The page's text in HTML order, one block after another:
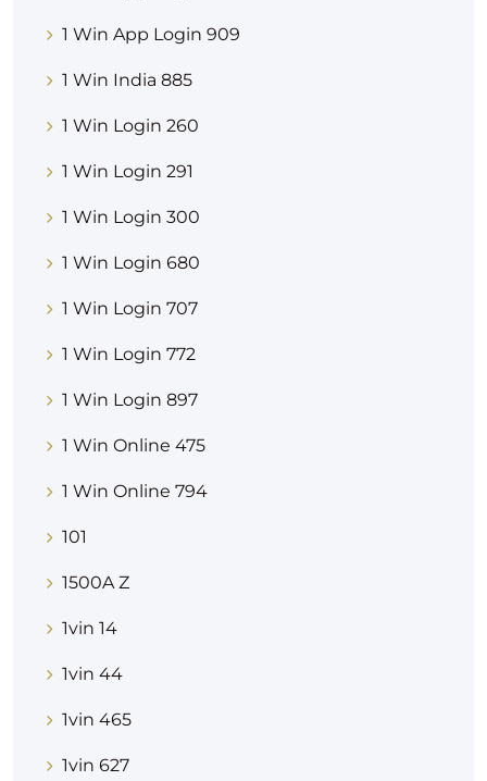
1 Win App Login 909
1 Win India 885
1 Win Login 260
1 Win Login 291
1 Win Login 300
1 Win Login 680
1 Win Login 707
1 Win Login 772
1 Win Login 897
1 Win Online 475
1 Win Online 794
101
1500A Z
1vin 14
1vin 44
1vin 465
1vin 627